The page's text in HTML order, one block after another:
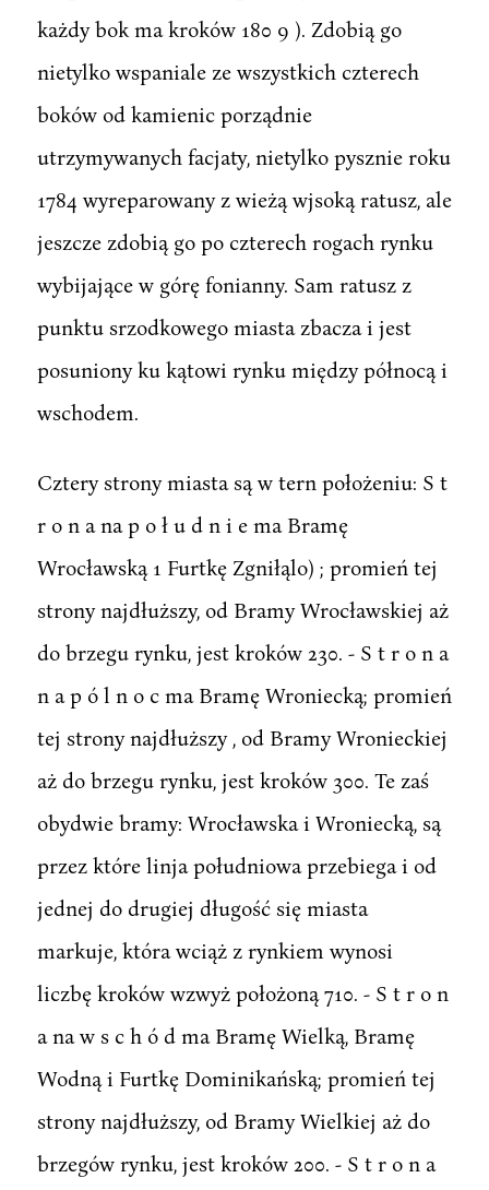
każdy bok ma kroków 180 9 ). Zdobią go
nietylko wspaniale ze wszystkich czterech
boków od kamienic porządnie
utrzymywanych facjaty, nietylko pysznie roku
1784 wyreparowany z wieżą wjsoką ratusz, ale
jeszcze zdobią go po czterech rogach rynku
wybijające w górę fonianny. Sam ratusz z
punktu srzodkowego miasta zbacza i jest
posuniony ku kątowi rynku między północą i
wschodem.
Cztery strony miasta są w tern położeniu: S t
r o n a na p o ł u d n i e ma Bramę
Wrocławską 1 Furtkę Zgniłąlo) ; promień tej
strony najdłuższy, od Bramy Wrocławskiej aż
do brzegu rynku, jest kroków 230. - S t r o n a
n a p ó l n o c ma Bramę Wroniecką; promień
tej strony najdłuższy , od Bramy Wronieckiej
aż do brzegu rynku, jest kroków 300. Te zaś
obydwie bramy: Wrocławska i Wroniecką, są
przez które linja południowa przebiega i od
jednej do drugiej długość się miasta
markuje, która wciąż z rynkiem wynosi
liczbę kroków wzwyż położoną 710. - S t r o n
a na w s c h ó d ma Bramę Wielką, Bramę
Wodną i Furtkę Dominikańską; promień tej
strony najdłuższy, od Bramy Wielkiej aż do
brzegów rynku, jest kroków 200. - S t r o n a